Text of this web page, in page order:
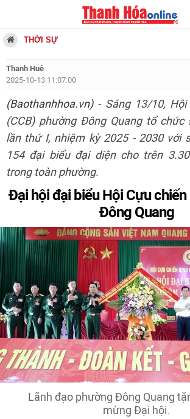
THỜI SỰ
Thanh Huê
2025-10-13 11:07:00
(Baothanhhoa.vn)- Sáng 13/10, Hội
(CCB) phường Đông Quang tổ
lần thứ I, nhiệm kỳ 2025 - 2030 với
154 đại biểu đại diện cho trên
trong toàn phường.
Đại hội đại biểu Hội Cựu
Đông Quang
Lãnh đạo phường Đông Quang
mừng Đại hội.